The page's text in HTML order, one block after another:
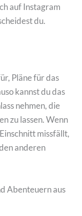
auf Instagram
du.
Pläne für das
kannst du das
nehmen, die
zu lassen. Wenn
missfällt,
anderen